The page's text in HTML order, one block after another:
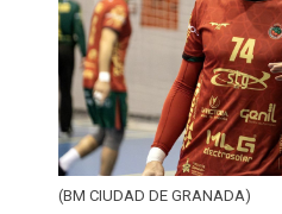
(BM CIUDAD DE GRANADA)